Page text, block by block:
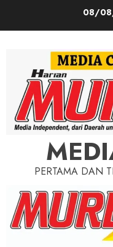
08/
PERTAMA DAN